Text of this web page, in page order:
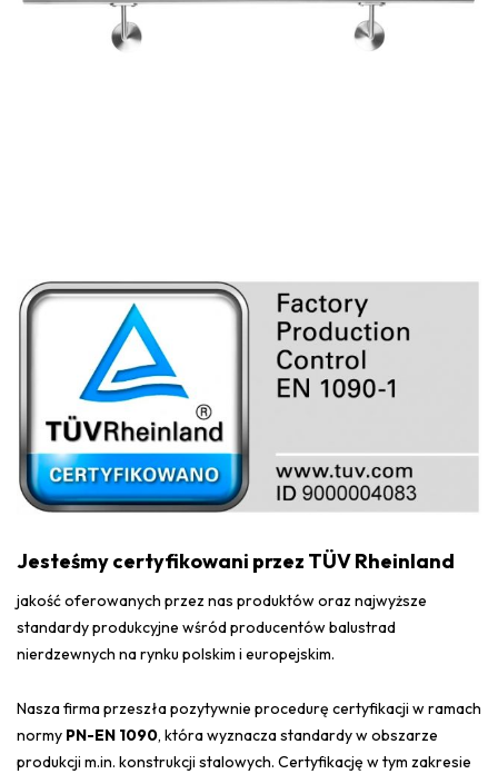
Jesteśmy certyfikowani przez TÜV Rheinland
jakość oferowanych przez nas produktów oraz najwyższe
standardy produkcyjne wśród producentów balustrad
nierdzewnych na rynku polskim i europejskim.
Nasza firma przeszła pozytywnie procedurę certyfikacji w ramach
normy PN-EN 1090, która wyznacza standardy w obszarze
produkcji m.in. konstrukcji stalowych. Certyfikację w tym zakresie